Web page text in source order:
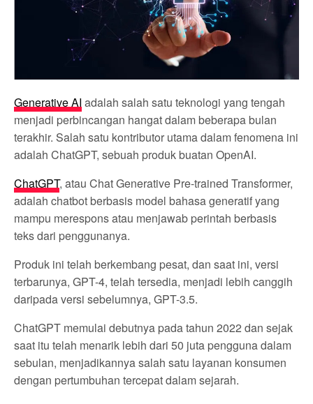
Generative AI adalah salah satu teknologi yang tengah
menjadi perbincangan hangat dalam beberapa bulan
terakhir. Salah satu kontributor utama dalam fenomena ini
adalah ChatGPT, sebuah produk buatan OpenAI.
ChatGPT, atau Chat Generative Pre-trained Transformer,
adalah chatbot berbasis model bahasa generatif yang
mampu merespons atau menjawab perintah berbasis
teks dari penggunanya.
Produk ini telah berkembang pesat, dan saat ini, versi
terbarunya, GPT-4, telah tersedia, menjadi lebih canggih
daripada versi sebelumnya, GPT-3.5.
ChatGPT memulai debutnya pada tahun 2022 dan sejak
saat itu telah menarik lebih dari 50 juta pengguna dalam
sebulan, menjadikannya salah satu layanan konsumen
dengan pertumbuhan tercepat dalam sejarah.